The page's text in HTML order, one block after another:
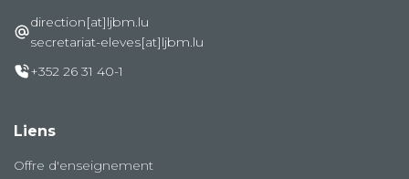
direction[at]ljbm.lu
secretariat-eleves[at]ljbm.lu
+352 26 31 40-1
Liens
Offre d'enseignement